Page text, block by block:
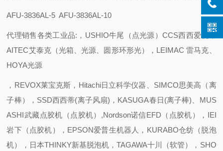
AFU-3836AL-5 AFU-3836AL-10
代理销售各类工业品:，USHIO牛尾（点光源）CCS西西爱视，
AITEC艾泰克（光箱、光源、圆形环形光），LEIMAC 雷马克、
HOYA光源
，REVOX莱宝克斯，Hitachi日立科学仪器、SIMCO思美高（离
子棒），SSD西西蒂(离子风扇)，KASUGA春日(离子棒)、MUS
ASHI武藏点胶机（点胶机）,Nordson诺信EFD（点胶机），IEI
岩下（点胶机），EPSON爱普生机器人，KURABO仓纺（脱泡
机），日本THINKY新基脱泡机，TAGAWA十川（软管），SHO